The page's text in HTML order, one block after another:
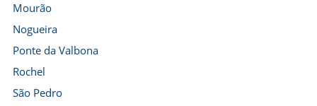
Mourão
Nogueira
Ponte da Valbona
Rochel
São Pedro